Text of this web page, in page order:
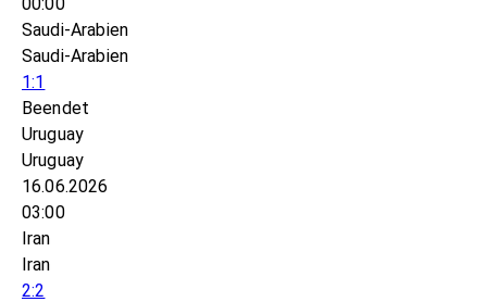
Saudi-Arabien
Saudi-Arabien
1:1
Beendet
Uruguay
Uruguay
16.06.2026
03:00
Iran
Iran
2:2